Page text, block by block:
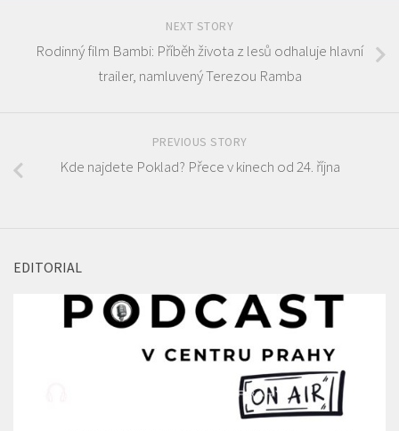
NEXT STORY
Rodinný film Bambi: Příběh života z lesů odhaluje hlavní
trailer, namluvený Terezou Ramba
PREVIOUS STORY
Kde najdete Poklad? Přece v kinech od 24. října
EDITORIAL